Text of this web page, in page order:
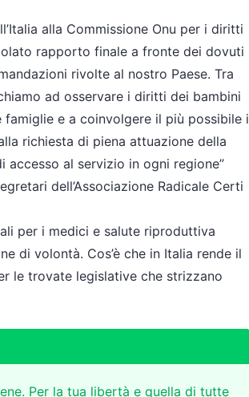
alla Commissione Onu per i diritti
rapporto finale a fronte dei dovuti
rivolte al nostro Paese. Tra
ad osservare i diritti dei bambini
e a coinvolgere il più possibile i
richiesta di piena attuazione della
accesso al servizio in ogni regione”
dell’Associazione Radicale Certi
per i medici e salute riproduttiva
di volontà. Cos’è che in Italia rende il
le trovate legislative che strizzano
Per la tua libertà e quella di tutte